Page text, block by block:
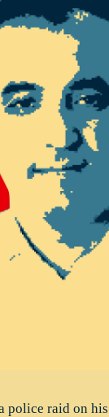
police raid on